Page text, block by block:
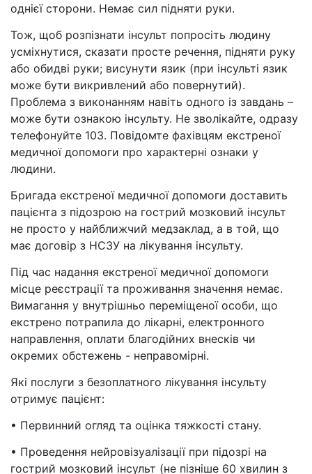
однієї сторони. Немає сил підняти руки.
Тож, щоб розпізнати інсульт попросіть людину
усміхнутися, сказати просте речення, підняти руку
або обидві руки; висунути язик (при інсульті язик
може бути викривлений або повернутий).
Проблема з виконанням навіть одного із завдань –
може бути ознакою інсульту. Не зволікайте, одразу
телефонуйте 103. Повідомте фахівцям екстреної
медичної допомоги про характерні ознаки у
людини.
Бригада екстреної медичної допомоги доставить
пацієнта з підозрою на гострий мозковий інсульт
не просто у найближчий медзаклад, а в той, що
має договір з НСЗУ на лікування інсульту.
Під час надання екстреної медичної допомоги
місце реєстрації та проживання значення немає.
Вимагання у внутрішньо переміщеної особи, що
екстрено потрапила до лікарні, електронного
направлення, оплати благодійних внесків чи
окремих обстежень - неправомірні.
Які послуги з безоплатного лікування інсульту
отримує пацієнт:
• Первинний огляд та оцінка тяжкості стану.
• Проведення нейровізуалізації при підозрі на
гострий мозковий інсульт (не пізніше 60 хвилин з